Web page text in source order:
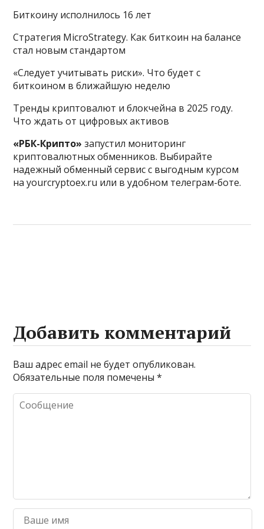
Биткоину исполнилось 16 лет
Стратегия MicroStrategy. Как биткоин на балансе
стал новым стандартом
«Следует учитывать риски». Что будет с
биткоином в ближайшую неделю
Тренды криптовалют и блокчейна в 2025 году.
Что ждать от цифровых активов
«РБК-Крипто» запустил мониторинг
криптовалютных обменников. Выбирайте
надежный обменный сервис с выгодным курсом
на yourcryptoex.ru или в удобном телеграм-боте.
Добавить комментарий
Ваш адрес email не будет опубликован.
Обязательные поля помечены*